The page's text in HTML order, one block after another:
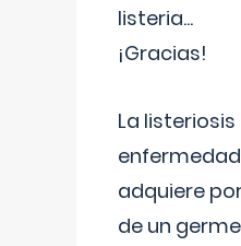
listeria...
¡Gracias!
La listeriosis
adquiere
de un